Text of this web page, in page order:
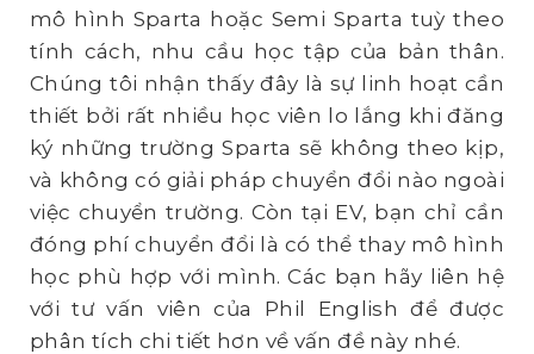
mô hình Sparta hoặc Semi Sparta tuỳ theo
tính cách, nhu cầu học tập của bản thân.
Chúng tôi nhận thấy đây là sự linh hoạt cần
thiết bởi rất nhiều học viên lo lắng khi đăng
ký những trường Sparta sẽ không theo kịp,
và không có giải pháp chuyển đổi nào ngoài
việc chuyển trường. Còn tại EV, bạn chỉ cần
đóng phí chuyển đổi là có thể thay mô hình
học phù hợp với mình. Các bạn hãy liên hệ
với tư vấn viên của Phil English để được
phân tích chi tiết hơn về vấn đề này nhé.